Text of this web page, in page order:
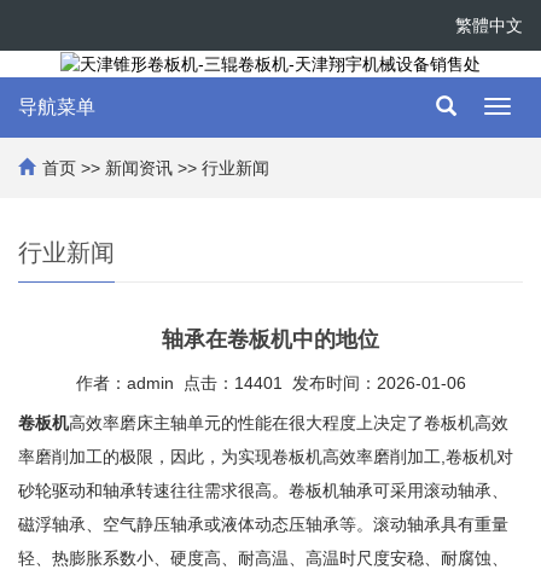
繁體中文
导航菜单
首页 >> 新闻资讯 >> 行业新闻
行业新闻
轴承在卷板机中的地位
作者：admin 点击：14401 发布时间：2026-01-06
卷板机高效率磨床主轴单元的性能在很大程度上决定了卷板机高效
率磨削加工的极限，因此，为实现卷板机高效率磨削加工,卷板机对
砂轮驱动和轴承转速往往需求很高。卷板机轴承可采用滚动轴承、
磁浮轴承、空气静压轴承或液体动态压轴承等。滚动轴承具有重量
轻、热膨胀系数小、硬度高、耐高温、高温时尺度安稳、耐腐蚀、